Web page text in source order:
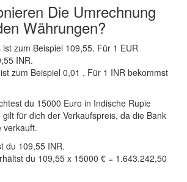
Die Umrechnung
Währungen?
ist zum Beispiel 109,55. Für 1 EUR
INR.
zum Beispiel 0,01 . Für 1 INR bekommst
du 15000 Euro in Indische Rupie
für dich der Verkaufspreis, da die Bank
verkauft.
du 109,55 INR.
du 109,55 x 15000 € = 1.643.242,50